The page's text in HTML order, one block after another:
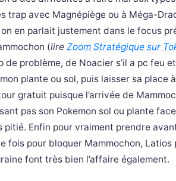
trap avec Magnépiège ou à Méga-
en parlait justement dans le focus
(lire Zoom Stratégique sur
de problème, de Noacier s’il a pc feu
plante ou sol, puis laisser sa place
gratuit puisque l’arrivée de
pas son Pokemon sol ou plante
pitié. Enfin pour vraiment prendre
fois pour bloquer Mammochon,
font très bien l’affaire également.